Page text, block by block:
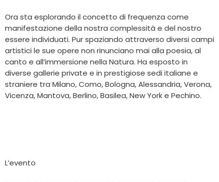
Ora sta esplorando il concetto di frequenza come
manifestazione della nostra complessità e del nostro
essere individuati. Pur spaziando attraverso diversi campi
artistici le sue opere non rinunciano mai alla poesia, al
canto e all’immersione nella Natura. Ha esposto in
diverse gallerie private e in prestigiose sedi italiane e
straniere tra Milano, Como, Bologna, Alessandria, Verona,
Vicenza, Mantova, Berlino, Basilea, New York e Pechino.
L’evento